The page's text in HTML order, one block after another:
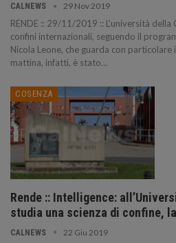
CALNEWS 29 Nov 2019
RENDE :: 29/11/2019 :: L'università della
confini internazionali, seguendo il
Nicola Leone, che guarda con particolare
mattina, infatti, è stato…
COSENZA
Rende :: Intelligence:
studia una scienza di confine,
CALNEWS 22 Giu 2019